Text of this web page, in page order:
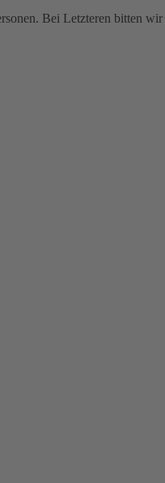
Bei Letzteren bitten